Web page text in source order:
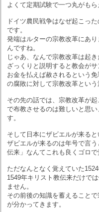
よくて定期試験で一つ丸がも
ドイツ農民戦争はなぜ起こっ
です。
発端はルターの宗教改革にあ
んですね。
じゃあ、なんで宗教改革は起き
ざっくりと説明すると教会が
お金を払えば赦されるという
の腐敗に対して宗教改革という
その先の話では、宗教改革が
で布教させるのは難しいと思
す。
そして日本にザビエルが来ると
ザビエルが来るのは年号で言
伝来」なんてこれも良くゴロで
ただなんとなく覚えていた
1549年キリスト教伝来だけで
ません。
その前後の知識を蓄えること
が分かってきます。